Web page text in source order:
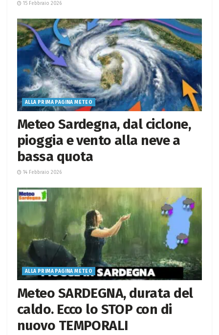
15 Febbraio 2026
ALLA PRIMA PAGINA METEO
Meteo Sardegna, dal ciclone,
pioggia e vento alla neve a
bassa quota
14 Febbraio 2026
ALLA PRIMA PAGINA METEO
Meteo SARDEGNA, durata del
caldo. Ecco lo STOP con di
nuovo TEMPORALI